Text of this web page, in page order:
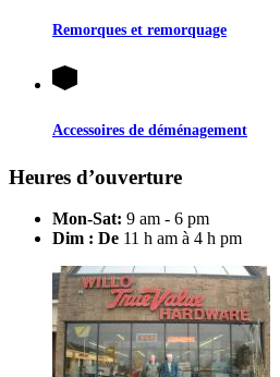
Remorques et remorquage
Accessoires de déménagement
Heures d’ouverture
Mon-Sat: 9 am - 6 pm
Dim : De 11 h am à 4 h pm